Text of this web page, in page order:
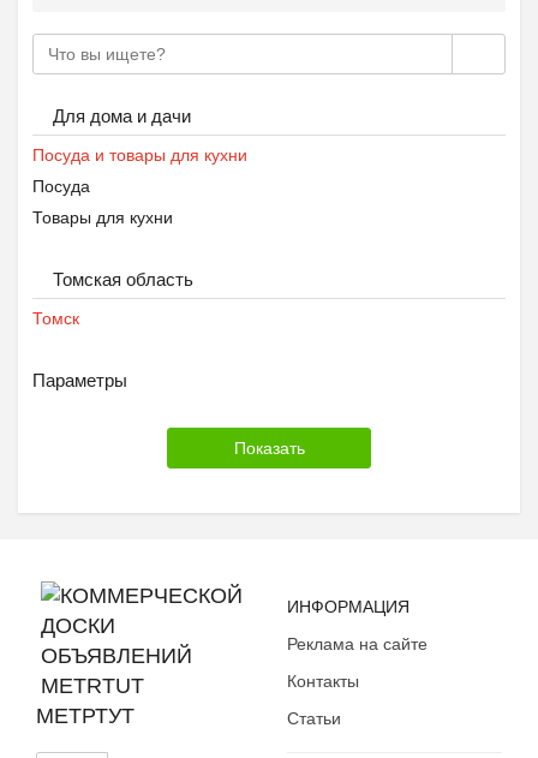
Для дома и дачи
Посуда и товары для кухни
Посуда
Товары для кухни
Томская область
Томск
Параметры
МЕТРТУТ
ИНФОРМАЦИЯ
Реклама на сайте
Контакты
Статьи